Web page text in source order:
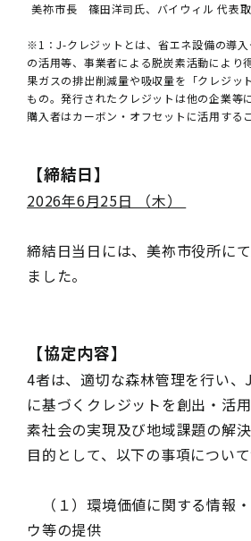
美祢市長 篠田洋司氏、バイウィル 代表
※1：J-クレジットとは、省エネ設備の導
の活用等、事業者による脱炭素活動により
果ガスの排出削減量や吸収量を「クレジッ
もの。発行されたクレジットは他の企業等
購入者はカーボン・オフセットに活用する
【締結日】
2026年6月25日 （木）
締結日当日には、美祢市役所に
ました。
【協定内容】
4者は、適切な森林管理を行い
に基づくクレジットを創出・活
素社会の実現及び地域課題の解
目的として、以下の事項について
（１）環境価値に関する情報
ウ等の提供